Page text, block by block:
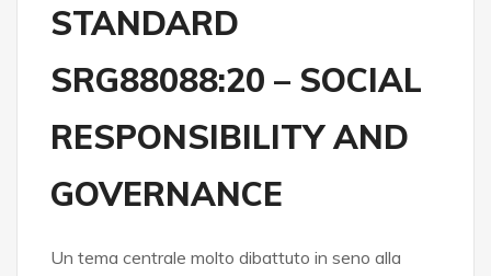
STANDARD
SRG88088:20 – SOCIAL
RESPONSIBILITY AND
GOVERNANCE
Un tema centrale molto dibattuto in seno alla